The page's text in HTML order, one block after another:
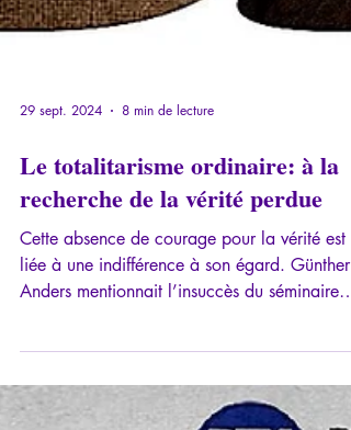
29 sept. 2024 8 min de lecture